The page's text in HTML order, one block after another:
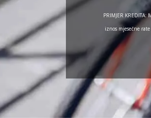
PRIMJER
iznos mjesečne